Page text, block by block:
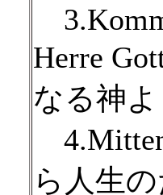
Herre
なる神よ
ら人生